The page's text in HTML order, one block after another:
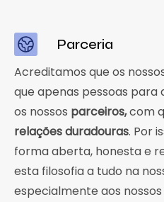
Parceria
Acreditamos que os
que apenas pessoas para
os nossos parceiros,com
relações duradouras. Por
forma aberta, honesta e
esta filosofia a tudo na
especialmente aos